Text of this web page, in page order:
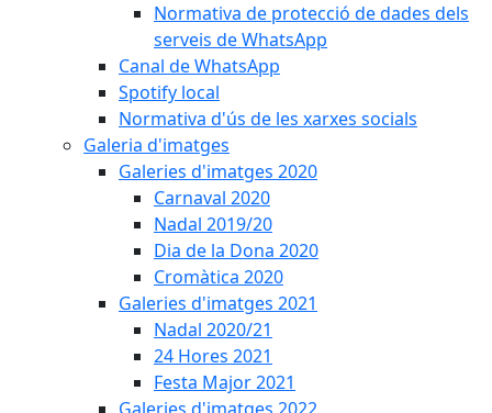
Normativa de protecció de dades dels
serveis de WhatsApp
Canal de WhatsApp
Spotify local
Normativa d'ús de les xarxes socials
Galeria d'imatges
Galeries d'imatges 2020
Carnaval 2020
Nadal 2019/20
Dia de la Dona 2020
Cromàtica 2020
Galeries d'imatges 2021
Nadal 2020/21
24 Hores 2021
Festa Major 2021